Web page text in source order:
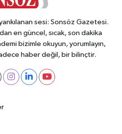
sesi: Sonsöz Gazetesi.
en güncel, sıcak, son dakika
bizimle okuyun, yorumlayın,
haber değil, bir bilinçtir.